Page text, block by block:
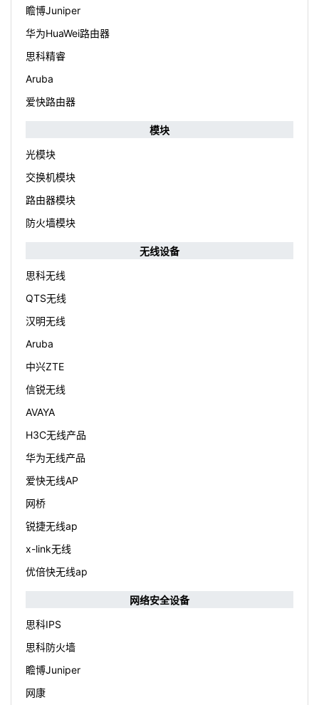
瞻博Juniper
华为HuaWei路由器
思科精睿
Aruba
爱快路由器
模块
光模块
交换机模块
路由器模块
防火墙模块
无线设备
思科无线
QTS无线
汉明无线
Aruba
中兴ZTE
信锐无线
AVAYA
H3C无线产品
华为无线产品
爱快无线AP
网桥
锐捷无线ap
x-link无线
优倍快无线ap
网络安全设备
思科IPS
思科防火墙
瞻博Juniper
网康